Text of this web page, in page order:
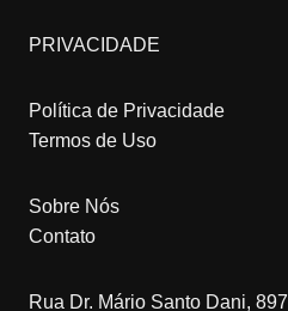
PRIVACIDADE
Política de Privacidade
Termos de Uso
Sobre Nós
Contato
Rua Dr. Mário Santo Dani, 897